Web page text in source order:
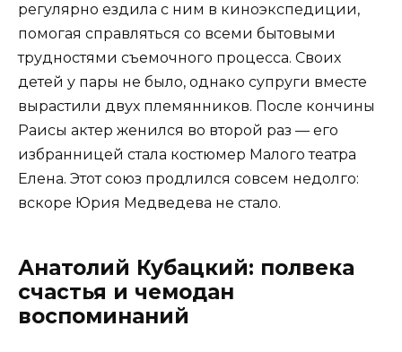
регулярно ездила с ним в киноэкспедиции,
помогая справляться со всеми бытовыми
трудностями съемочного процесса. Своих
детей у пары не было, однако супруги вместе
вырастили двух племянников. После кончины
Раисы актер женился во второй раз — его
избранницей стала костюмер Малого театра
Елена. Этот союз продлился совсем недолго:
вскоре Юрия Медведева не стало.
Анатолий Кубацкий: полвека
счастья и чемодан
воспоминаний